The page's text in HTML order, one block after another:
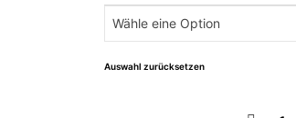
Auswahl zurücksetzen